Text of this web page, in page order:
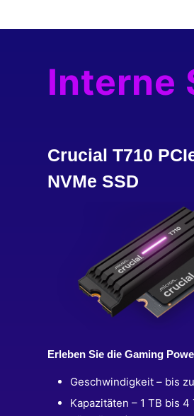
Interne
Crucial T710
NVMe SSD
Erleben Sie die Gaming
Geschwindigkeit – bis
Kapazitäten – 1 TB bis